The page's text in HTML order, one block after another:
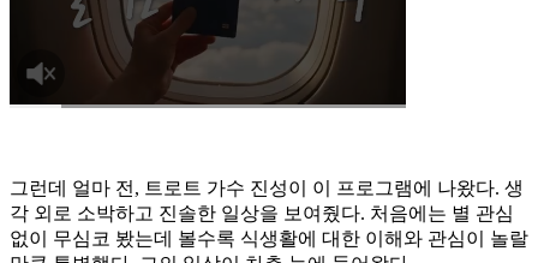
그런데 얼마 전, 트로트 가수 진성이 이 프로그램에 나왔다. 생
각 외로 소박하고 진솔한 일상을 보여줬다. 처음에는 별 관심
없이 무심코 봤는데 볼수록 식생활에 대한 이해와 관심이 놀랄